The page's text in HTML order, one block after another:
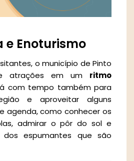
e Enoturismo
o município de Pinto
atrações em um ritmo
com tempo também para
e aproveitar alguns
agenda, como conhecer os
admirar o pôr do sol e
dos espumantes que são